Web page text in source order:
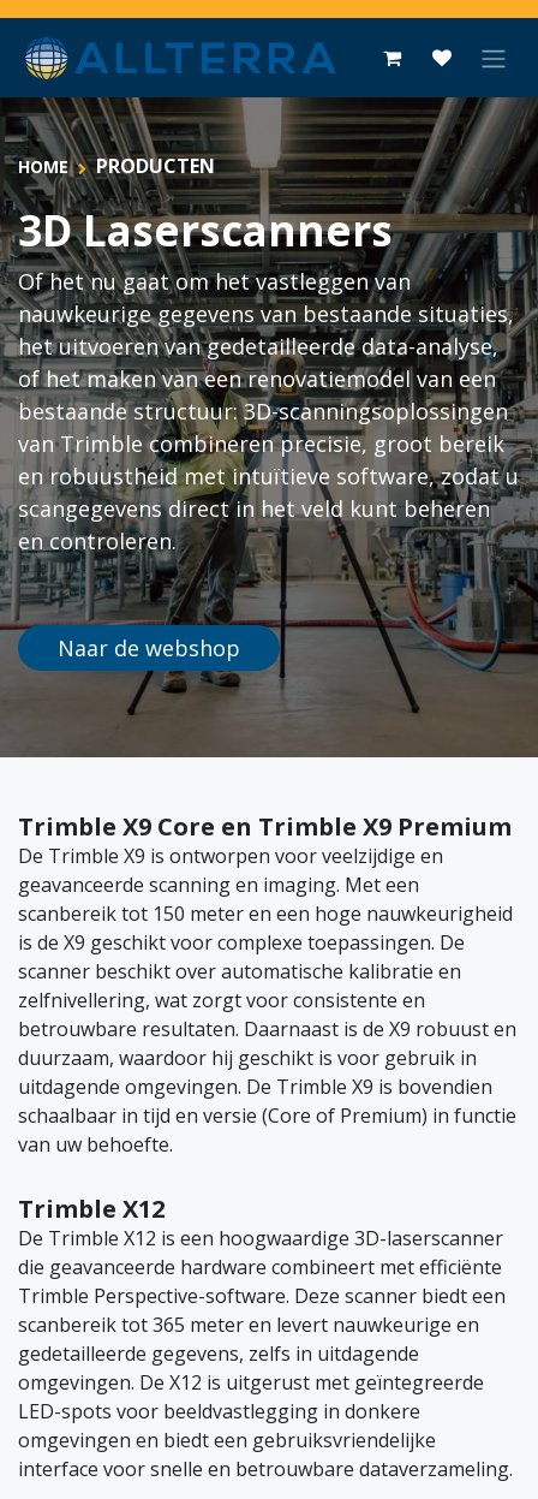
Overslaan naar inhoud
HOME PRODUCTEN
3D Laserscanners
Of het nu gaat om het vastleggen van
nauwkeurige gegevens van bestaande situaties,
het uitvoeren van gedetailleerde data-analyse,
of het maken van een renovatiemodel van een
bestaande structuur: 3D-scanningsoplossingen
van Trimble combineren precisie, groot bereik
en robuustheid met intuïtieve software, zodat u
scangegevens direct in het veld kunt beheren
en controleren.
Naar de webshop
Trimble X9 Core en Trimble X9 Premium
De Trimble X9 is ontworpen voor veelzijdige en
geavanceerde scanning en imaging. Met een
scanbereik tot 150 meter en een hoge nauwkeurigheid
is de X9 geschikt voor complexe toepassingen. De
scanner beschikt over automatische kalibratie en
zelfnivellering, wat zorgt voor consistente en
betrouwbare resultaten. Daarnaast is de X9 robuust en
duurzaam, waardoor hij geschikt is voor gebruik in
uitdagende omgevingen. De Trimble X9 is bovendien
schaalbaar in tijd en versie (Core of Premium) in functie
van uw behoefte.
Trimble X12
De Trimble X12 is een hoogwaardige 3D-laserscanner
die geavanceerde hardware combineert met efficiënte
Trimble Perspective-software. Deze scanner biedt een
scanbereik tot 365 meter en levert nauwkeurige en
gedetailleerde gegevens, zelfs in uitdagende
omgevingen. De X12 is uitgerust met geïntegreerde
LED-spots voor beeldvastlegging in donkere
omgevingen en biedt een gebruiksvriendelijke
interface voor snelle en betrouwbare dataverzameling.